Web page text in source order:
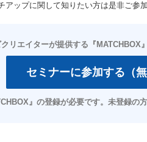
ップに関して知りたい方は是非ご参加
セミナーに参加する（無